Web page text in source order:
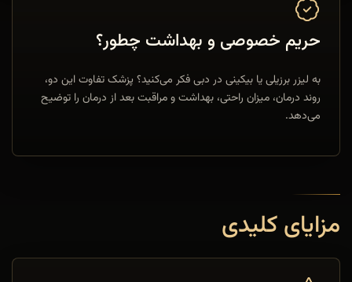
حریم خصوصی و بهداشت چطور؟
به لیزر برزیلی یا بیکینی در دبی فکر می‌کنید؟ پزشک تفاوت این دو،
روند درمان، میزان راحتی، بهداشت و مراقبت بعد از درمان را توضیح
می‌دهد.
مزایای کلیدی